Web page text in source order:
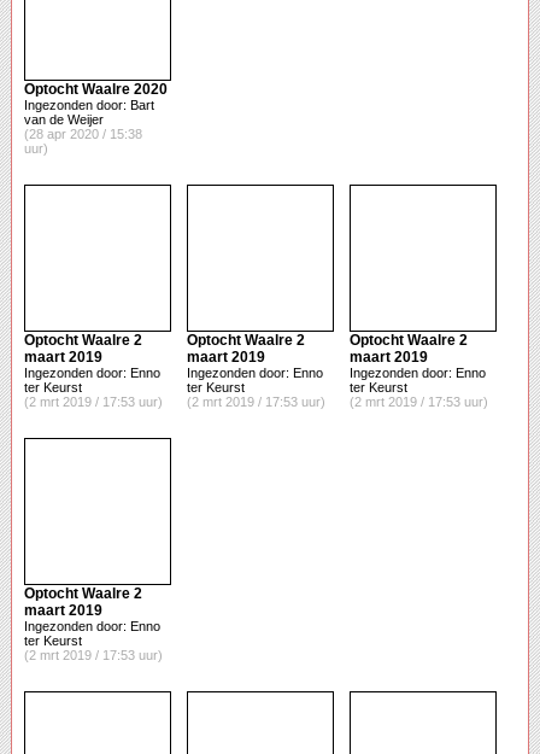
Optocht Waalre 2020
Ingezonden door: Bart
van de Weijer
(28 apr 2020 / 15:38
uur)
Optocht Waalre 2
maart 2019
Ingezonden door: Enno
ter Keurst
(2 mrt 2019 / 17:53 uur)
Optocht Waalre 2
maart 2019
Ingezonden door: Enno
ter Keurst
(2 mrt 2019 / 17:53 uur)
Optocht Waalre 2
maart 2019
Ingezonden door: Enno
ter Keurst
(2 mrt 2019 / 17:53 uur)
Optocht Waalre 2
maart 2019
Ingezonden door: Enno
ter Keurst
(2 mrt 2019 / 17:53 uur)